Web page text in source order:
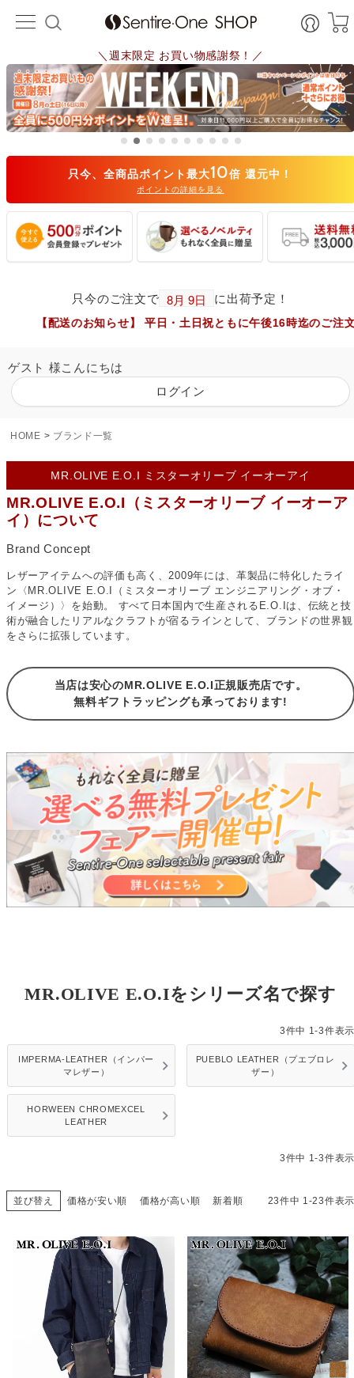
＼週末限定 お買い物感謝祭！／
只今、全商品ポイント最大10倍 還元中！
ポイントの詳細を見る
只今のご注文で に出荷予定！
のお知らせ】 平日・土日祝ともに午後16時迄のご注文は、大
ゲスト 様こんにちは
ログイン
HOME ブランド一覧
MR.OLIVE E.O.I ミスターオリーブ イーオーアイ
MR.OLIVE E.O.I（ミスターオリーブ イーオーア
イ）について
Brand Concept
レザーアイテムへの評価も高く、2009年には、革製品に特化したライ
ン〈MR.OLIVE E.O.I（ミスターオリーブ エンジニアリング・オブ・
イメージ）〉を始動。
すべて日本国内で生産されるE.O.Iは、伝統と技
術が融合したリアルなクラフトが宿るラインとして、ブランドの世界観
をさらに拡張しています。
当店は安心のMR.OLIVE E.O.I正規販売店です。
無料ギフトラッピングも承っております!
MR.OLIVE E.O.Iをシリーズ名で探す
3件中 1-3件表示
IMPERMA-LEATHER（インパー
マレザー）
PUEBLO LEATHER（プエブロレ
ザー）
HORWEEN CHROMEXCEL
LEATHER
3件中 1-3件表示
並び替え 価格が安い順 価格が高い順 新着順 23件中 1 -23件表示